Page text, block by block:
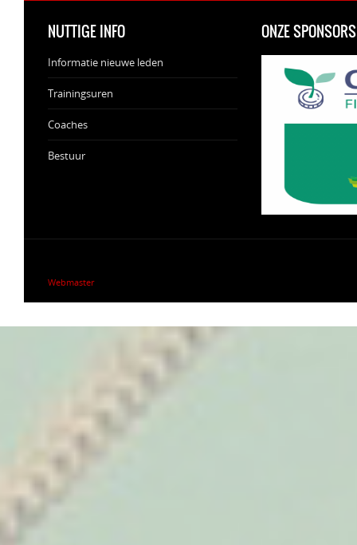
NUTTIGE INFO
Informatie nieuwe leden
Trainingsuren
Coaches
Bestuur
ONZE SPONSORS
Webmaster